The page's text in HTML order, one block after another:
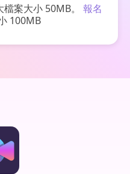
案大小 50MB。 報名
100MB